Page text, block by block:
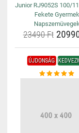
Junior RJ9052S 100/
Fekete Gyermek
23490 Ft
ÚJDONSÁG